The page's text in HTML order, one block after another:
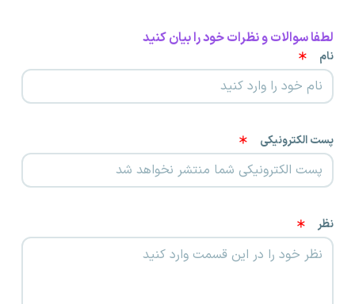
لطفا سوالات و نظرات خود را بیان کنید
نام
پست الکترونیکی
نظر